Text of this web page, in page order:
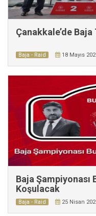
Çanakkale’de Baja
Baja - Raid 18 Mayıs
Baja Şampiyonası
Koşulacak
Baja - Raid 25 Nisan